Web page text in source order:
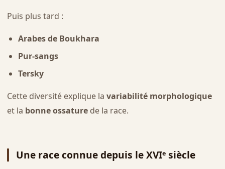
Puis plus tard :
Arabes de Boukhara
Pur-sangs
Tersky
Cette diversité explique la variabilité morphologique
et la bonne ossaturede la race.
Une race connue depuis le XVIᵉ siècle